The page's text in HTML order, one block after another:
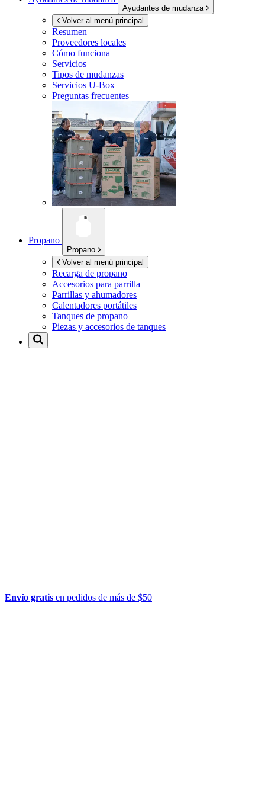
Ayudantes de mudanza
Volver al menú principal
Resumen
Proveedores locales
Cómo funciona
Servicios
Tipos de mudanzas
Servicios U-Box
Preguntas frecuentes
Propano
Propano
Volver al menú principal
Recarga de propano
Accesorios para parrilla
Parrillas y ahumadores
Calentadores portátiles
Tanques de propano
Piezas y accesorios de tanques
Envío gratis en pedidos de más de $50